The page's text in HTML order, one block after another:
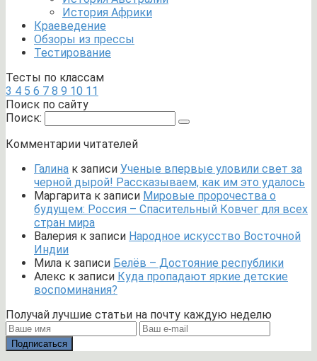
История Африки
Краеведение
Обзоры из прессы
Тестирование
Тесты по классам
3 4 5 6 7 8 9 10 11
Поиск по сайту
Поиск:
Комментарии читателей
Галина к записи Ученые впервые уловили свет за
черной дырой! Рассказываем, как им это удалось
Маргарита к записи Мировые пророчества о
будущем: Россия – Спасительный Ковчег для всех
стран мира
Валерия к записи Народное искусство Восточной
Индии
Мила к записи Белёв – Достояние республики
Алекс к записи Куда пропадают яркие детские
воспоминания?
Получай лучшие статьи на почту каждую неделю
Подписаться